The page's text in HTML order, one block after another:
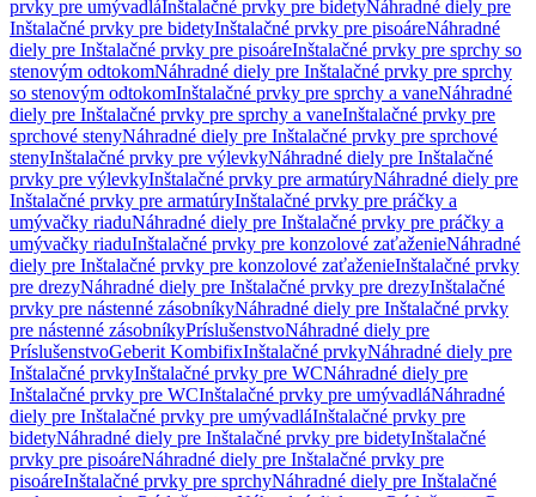
prvky pre umývadláInštalačné prvky pre bidetyNáhradné diely pre
Inštalačné prvky pre bidetyInštalačné prvky pre pisoáreNáhradné
diely pre Inštalačné prvky pre pisoáreInštalačné prvky pre sprchy so
stenovým odtokomNáhradné diely pre Inštalačné prvky pre sprchy
so stenovým odtokomInštalačné prvky pre sprchy a vaneNáhradné
diely pre Inštalačné prvky pre sprchy a vaneInštalačné prvky pre
sprchové stenyNáhradné diely pre Inštalačné prvky pre sprchové
stenyInštalačné prvky pre výlevkyNáhradné diely pre Inštalačné
prvky pre výlevkyInštalačné prvky pre armatúryNáhradné diely pre
Inštalačné prvky pre armatúryInštalačné prvky pre práčky a
umývačky riaduNáhradné diely pre Inštalačné prvky pre práčky a
umývačky riaduInštalačné prvky pre konzolové zaťaženieNáhradné
diely pre Inštalačné prvky pre konzolové zaťaženieInštalačné prvky
pre drezyNáhradné diely pre Inštalačné prvky pre drezyInštalačné
prvky pre nástenné zásobníkyNáhradné diely pre Inštalačné prvky
pre nástenné zásobníkyPríslušenstvoNáhradné diely pre
PríslušenstvoGeberit KombifixInštalačné prvkyNáhradné diely pre
Inštalačné prvkyInštalačné prvky pre WCNáhradné diely pre
Inštalačné prvky pre WCInštalačné prvky pre umývadláNáhradné
diely pre Inštalačné prvky pre umývadláInštalačné prvky pre
bidetyNáhradné diely pre Inštalačné prvky pre bidetyInštalačné
prvky pre pisoáreNáhradné diely pre Inštalačné prvky pre
pisoáreInštalačné prvky pre sprchyNáhradné diely pre Inštalačné